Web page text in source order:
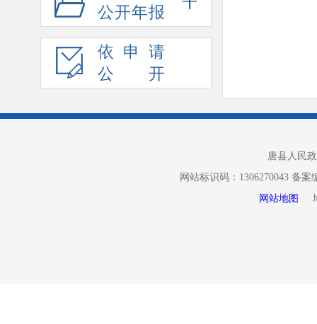
公开年报
依申请
公开
唐县人民
网站标识码：1306270043 备案
网站地图
地